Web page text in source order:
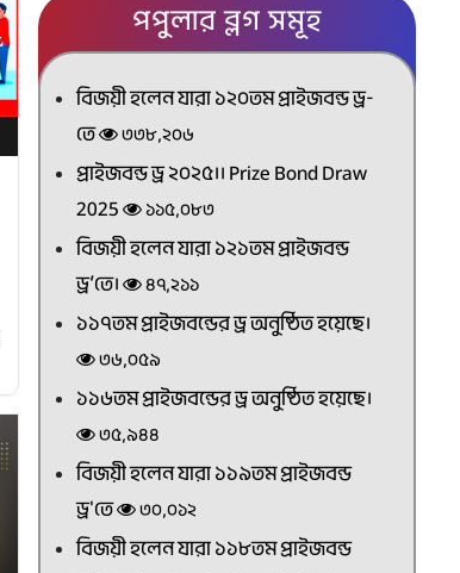
পপুলার ব্লগ সমূহ
বিজয়ী হলেন যারা ১২০তম প্রাইজবন্ড ড্র-
তে
৩৩৮,২০৬
প্রাইজবন্ড ড্র ২০২৫।। Prize Bond Draw
2025
১১৫,০৮৩
বিজয়ী হলেন যারা ১২১তম প্রাইজবন্ড
ড্র’তে।
৪৭,২১১
১১৭তম প্রাইজবন্ডের ড্র অনুষ্ঠিত হয়েছে।
৩৬,০৫৯
১১৬তম প্রাইজবন্ডের ড্র অনুষ্ঠিত হয়েছে।
৩৫,৯৪৪
বিজয়ী হলেন যারা ১১৯তম প্রাইজবন্ড
ড্র'তে
৩০,০১২
বিজয়ী হলেন যারা ১১৮তম প্রাইজবন্ড